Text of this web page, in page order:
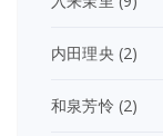
内田理央 (2)
和泉芳怜 (2)